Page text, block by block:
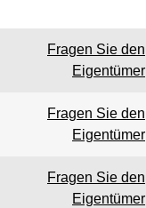
Fragen Sie den
Eigentümer
Fragen Sie den
Eigentümer
Fragen Sie den
Eigentümer